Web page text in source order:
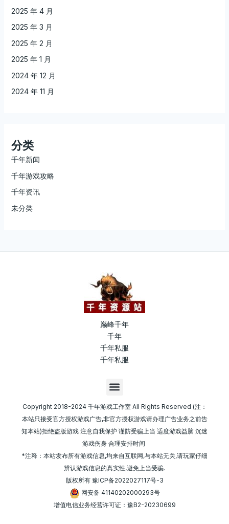
2025 年 4 月
2025 年 3 月
2025 年 2 月
2025 年 1 月
2024 年 12 月
2024 年 11 月
分类
千年新闻
千年游戏攻略
千年资讯
未分类
巅峰千年
千年
千年私服
千年私服
M
e
n
u
Copyright 2018-2024 千年游戏工作室 All Rights Reserved (注：
本站只接受官方授权游戏广告,非官方授权游戏请办理广告业务之前告
知本站)拒绝盗版游戏 注意自我保护 谨防受骗上当 适度游戏益脑 沉迷
游戏伤身 合理安排时间
*注释：本站发布所有游戏信息,均来自互联网,与本站无关,请玩家仔细
辨认游戏信息的真实性,避免上当受骗.
版权所有 豫ICP备2022027117号-3
网安备 41140202000293号
增值电信业务经营许可证：豫B2-20230699